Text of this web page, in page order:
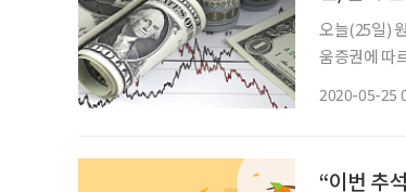
오늘(25일)
움증권에 따
2020-05-25
“이번 추